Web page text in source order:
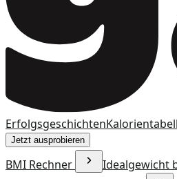
Erfolgsgeschichten
Jetzt ausprobieren
BMI Rechner
Idealgewicht